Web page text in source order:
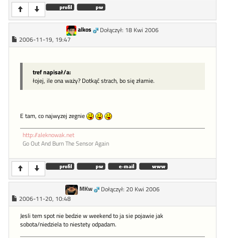
alkos
Dołączył: 18 Kwi 2006
2006-11-19, 19:47
tref napisał/a:
łojej, ile ona waży? Dotkąć strach, bo się złamie.
E tam, co najwyzej zegnie
http://aleknowak.net
Go Out And Burn The Sensor Again
MKw
Dołączył: 20 Kwi 2006
2006-11-20, 10:48
Jesli tem spot nie bedzie w weekend to ja sie pojawie jak
sobota/niedziela to niestety odpadam.